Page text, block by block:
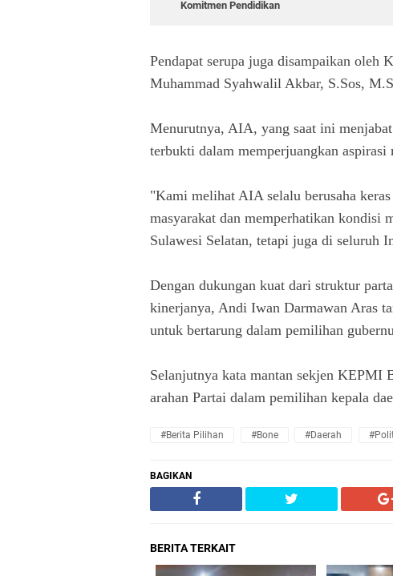
Komitmen Pendidikan
Pendapat serupa juga disampaikan oleh
Muhammad Syahwalil Akbar, S.Sos,
Menurutnya, AIA, yang saat ini
terbukti dalam memperjuangkan aspirasi
"Kami melihat AIA selalu berusaha
masyarakat dan memperhatikan kondisi
Sulawesi Selatan, tetapi juga di seluruh
Dengan dukungan kuat dari struktur
kinerjanya, Andi Iwan Darmawan Aras
untuk bertarung dalam pemilihan
Selanjutnya kata mantan sekjen KEPMI
arahan Partai dalam pemilihan kepala
#Berita Pilihan #Bone #Daerah
BAGIKAN
BERITA TERKAIT